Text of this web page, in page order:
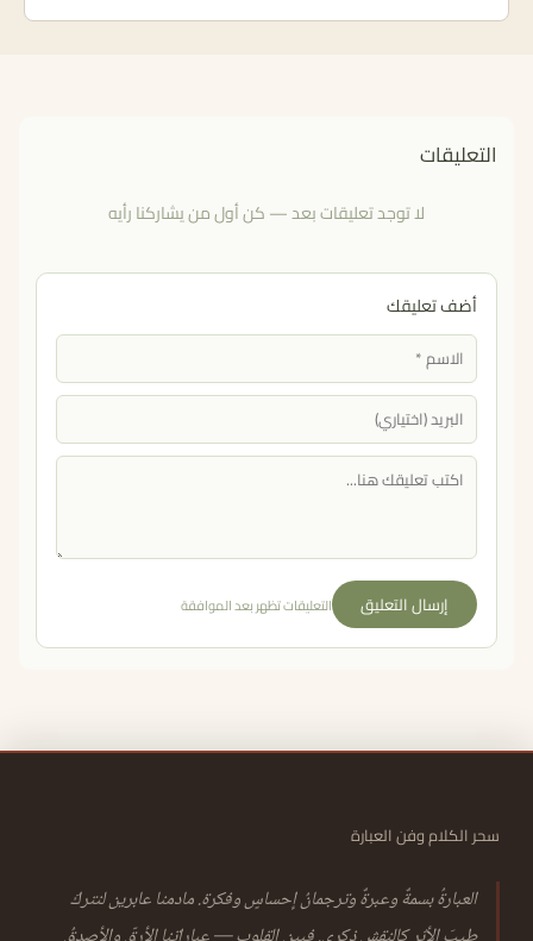
التعليقات
لا توجد تعليقات بعد — كن أول من يشاركنا رأيه
أضف تعليقك
إرسال التعليق التعليقات تظهر بعد الموافقة
سحر الكلام وفن العبارة
العبارةُ بسمةٌ وعبرةٌ وترجمانُ إحساسٍ وفكرة. مادمنا عابرين لنتركَ